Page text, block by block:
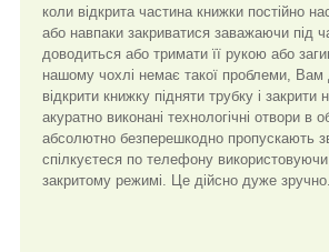
коли відкрита частина книжки постійно
або навпаки закриватися заважаючи під
доводиться або тримати її рукою або
нашому чохлі немає такої проблеми, Вам
відкрити книжку підняти трубку і закрити
акуратно виконані технологічні отвори в
абсолютно безперешкодно пропускають
спілкуєтеся по телефону
закритому режимі. Це дійсно дуже зручно.